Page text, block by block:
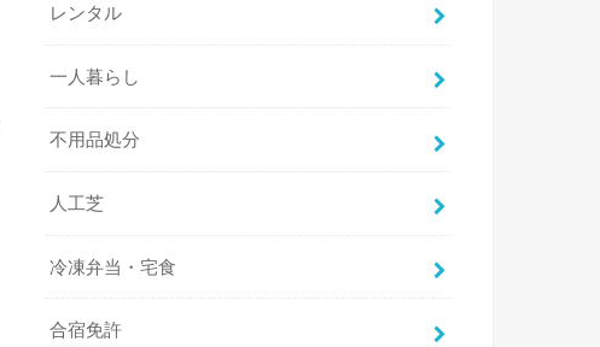
レンタル
一人暮らし
不用品処分
人工芝
冷凍弁当・宅食
合宿免許